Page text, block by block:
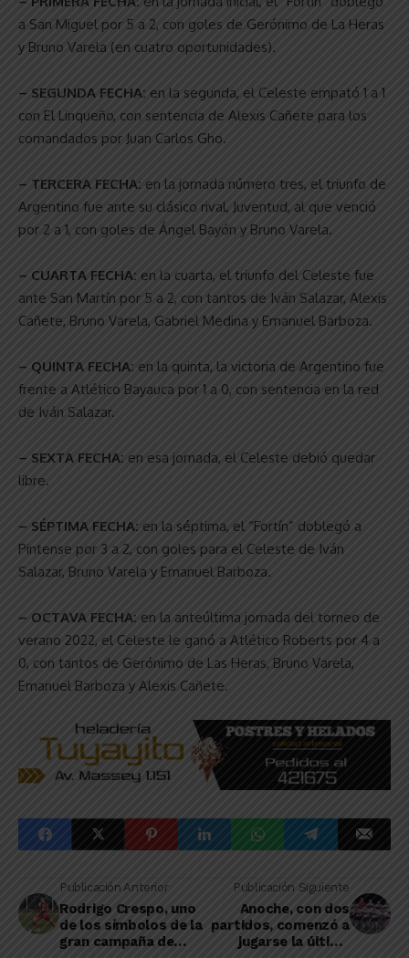
a San Miguel por 5 a 2, con goles de Gerónimo de La Heras
y Bruno Varela (en cuatro oportunidades).
– SEGUNDA FECHA: en la segunda, el Celeste empató 1 a 1
con El Linqueño, con sentencia de Alexis Cañete para los
comandados por Juan Carlos Gho.
– TERCERA FECHA: en la jornada número tres, el triunfo de
Argentino fue ante su clásico rival, Juventud, al que venció
por 2 a 1, con goles de Ángel Bayón y Bruno Varela.
– CUARTA FECHA: en la cuarta, el triunfo del Celeste fue
ante San Martín por 5 a 2, con tantos de Iván Salazar, Alexis
Cañete, Bruno Varela, Gabriel Medina y Emanuel Barboza.
– QUINTA FECHA: en la quinta, la victoria de Argentino fue
frente a Atlético Bayauca por 1 a 0, con sentencia en la red
de Iván Salazar.
– SEXTA FECHA: en esa jornada, el Celeste debió quedar
libre.
– SÉPTIMA FECHA: en la séptima, el “Fortín” doblegó a
Pintense por 3 a 2, con goles para el Celeste de Iván
Salazar, Bruno Varela y Emanuel Barboza.
– OCTAVA FECHA: en la anteúltima jornada del torneo de
verano 2022, el Celeste le ganó a Atlético Roberts por 4 a
0, con tantos de Gerónimo de Las Heras, Bruno Varela,
Emanuel Barboza y Alexis Cañete.
Publicación Anterior
Rodrigo Crespo, uno
de los símbolos de la
gran campaña de
Publicación Siguiente
Anoche, con dos
partidos, comenzó a
jugarse la última